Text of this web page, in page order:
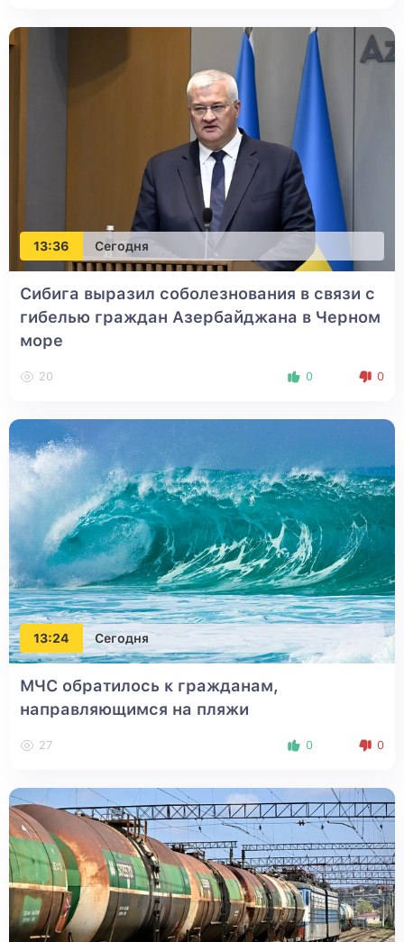
13:36 Сегодня
Сибига выразил соболезнования в связи с
гибелью граждан Азербайджана в Черном
море
20 0 0
13:24 Сегодня
МЧС обратилось к гражданам,
направляющимся на пляжи
27 0 0